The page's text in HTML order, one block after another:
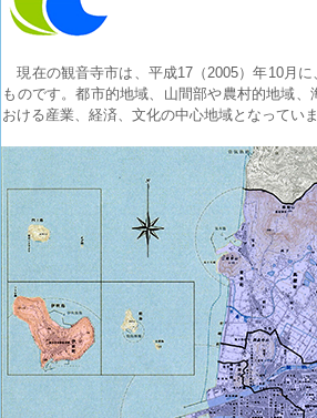
現在の観音寺市は、平成17（2005）年10月
ものです。都市的地域、山間部や農村的地域
おける産業、経済、文化の中心地域となっていま